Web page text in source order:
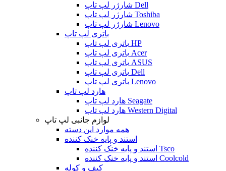
شارژر لپ تاپ Dell
شارژر لپ تاپ Toshiba
شارژر لپ تاپ Lenovo
باتری لپ تاپ
باتری لپ تاپ HP
باتری لپ تاپ Acer
باتری لپ تاپ ASUS
باتری لپ تاپ Dell
باتری لپ تاپ Lenovo
هارد لپ تاپ
هارد لپ تاپ Seagate
هارد لپ تاپ Western Digital
لوازم جانبی لپ تاپ
همه موارد این دسته
استند و پایه خنک کننده
استند و پایه خنک کننده Tsco
استند و پایه خنک کننده Coolcold
کیف و کوله